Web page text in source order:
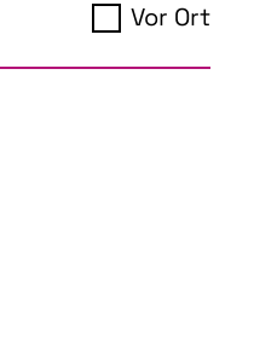
Vor Ort